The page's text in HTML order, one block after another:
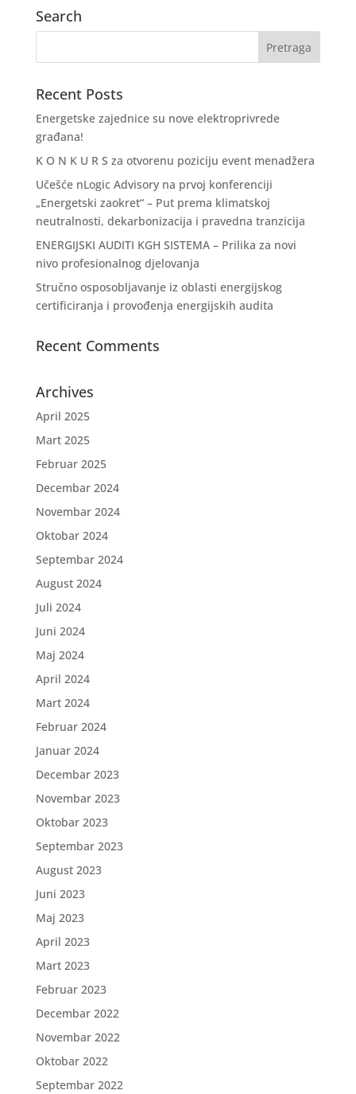
Search
Recent Posts
Energetske zajednice su nove elektroprivrede
građana!
K O N K U R S za otvorenu poziciju event menadžera
Učešće nLogic Advisory na prvoj konferenciji
„Energetski zaokret“ – Put prema klimatskoj
neutralnosti, dekarbonizacija i pravedna tranzicija
ENERGIJSKI AUDITI KGH SISTEMA – Prilika za novi
nivo profesionalnog djelovanja
Stručno osposobljavanje iz oblasti energijskog
certificiranja i provođenja energijskih audita
Recent Comments
Archives
April 2025
Mart 2025
Februar 2025
Decembar 2024
Novembar 2024
Oktobar 2024
Septembar 2024
August 2024
Juli 2024
Juni 2024
Maj 2024
April 2024
Mart 2024
Februar 2024
Januar 2024
Decembar 2023
Novembar 2023
Oktobar 2023
Septembar 2023
August 2023
Juni 2023
Maj 2023
April 2023
Mart 2023
Februar 2023
Decembar 2022
Novembar 2022
Oktobar 2022
Septembar 2022